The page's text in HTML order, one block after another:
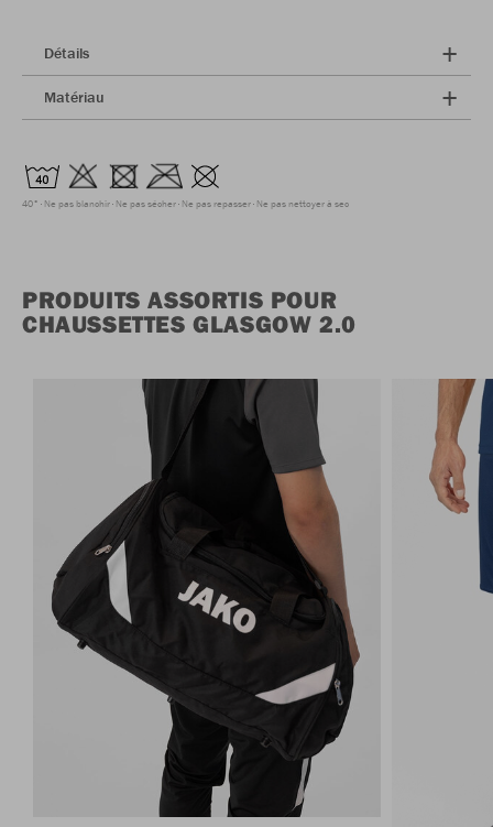
Détails
Matériau
40° Ne pas blanchir Ne pas sécher Ne pas repasser Ne pas nettoyer à sec
PRODUITS ASSORTIS POUR
CHAUSSETTES GLASGOW 2.0